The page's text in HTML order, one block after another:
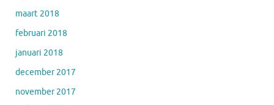
maart 2018
februari 2018
januari 2018
december 2017
november 2017